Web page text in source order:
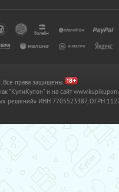
права защищены.
"КупиКупон" и на сайт
решений» ИНН 7705523387, ОГРН